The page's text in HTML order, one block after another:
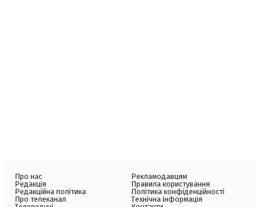
Про нас
Редакція
Редакційна політика
Про телеканал
Рекламодавцям
Правила користування
Політика конфіденційності
Технічна інформація